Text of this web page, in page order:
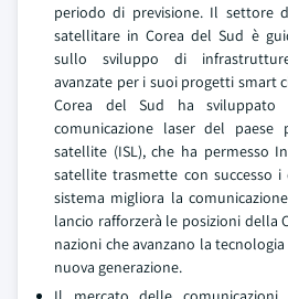
periodo di previsione. Il settore
satellitare in Corea del Sud è
sullo sviluppo di
avanzate per i suoi progetti smart
Corea del Sud ha
comunicazione laser del
satellite (ISL), che ha permesso
satellite trasmette con successo
sistema migliora la
lancio rafforzerà le posizioni della
nazioni che avanzano la
nuova generazione.